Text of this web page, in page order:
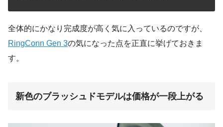
全体的にかなり完成度が高く気に入っているのですが、
RingConn Gen 3の気になった点を正直に挙げておきま
す。
新色のブラッシュドモデルは価格が一段上がる